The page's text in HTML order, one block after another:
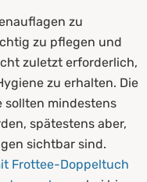
zu
zu pflegen und
zuletzt erforderlich,
zu erhalten. Die
sollten mindestens
spätestens aber,
sichtbar sind.
Frottee-Doppeltuch